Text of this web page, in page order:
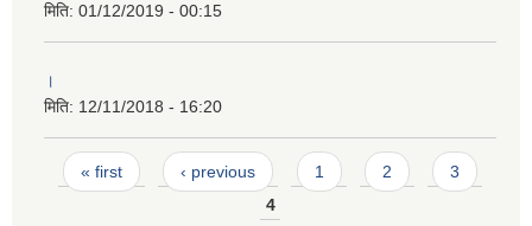
मिति: 01/12/2019 - 00:15
।
मिति: 12/11/2018 - 16:20
Pages
« first ‹ previous 1 2
3
4